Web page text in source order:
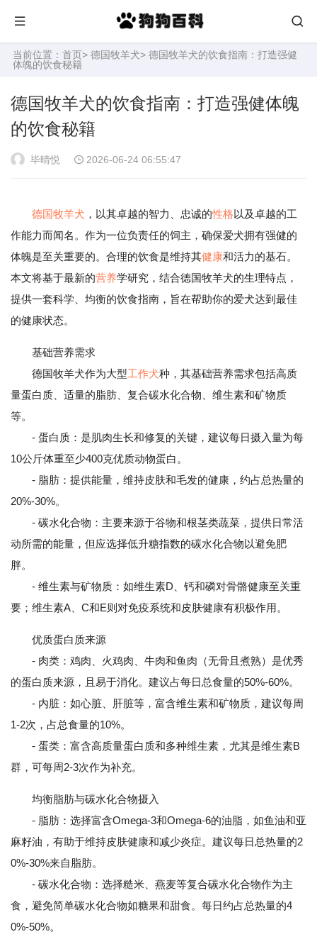
当前位置： 首页> 德国牧羊犬> 德国牧羊犬的饮食指南：打造强健
体魄的饮食秘籍
德国牧羊犬的饮食指南：打造强健体魄
的饮食秘籍
毕晴悦 2026-06-24 06:55:47
德国牧羊犬 ，以其卓越的智力、忠诚的性格以及卓越的工
作能力而闻名。作为一位负责任的饲主，确保爱犬拥有强健的
体魄是至关重要的。合理的饮食是维持其健康和活力的基石。
本文将基于最新的营养学研究，结合德国牧羊犬的生理特点，
提供一套科学、均衡的饮食指南，旨在帮助你的爱犬达到最佳
的健康状态。
基础营养需求
德国牧羊犬作为大型工作犬种，其基础营养需求包括高质
量蛋白质、适量的脂肪、复合碳水化合物、维生素和矿物质
等。
- 蛋白质：是肌肉生长和修复的关键，建议每日摄入量为每
10公斤体重至少400克优质动物蛋白。
- 脂肪：提供能量，维持皮肤和毛发的健康，约占总热量的
20%-30%。
- 碳水化合物：主要来源于谷物和根茎类蔬菜，提供日常活
动所需的能量，但应选择低升糖指数的碳水化合物以避免肥
胖。
- 维生素与矿物质：如维生素D、钙和磷对骨骼健康至关重
要；维生素A、C和E则对免疫系统和皮肤健康有积极作用。
优质蛋白质来源
- 肉类：鸡肉、火鸡肉、牛肉和鱼肉（无骨且煮熟）是优秀
的蛋白质来源，且易于消化。建议占每日总食量的50%-60%。
- 内脏：如心脏、肝脏等，富含维生素和矿物质，建议每周
1-2次，占总食量的10%。
- 蛋类：富含高质量蛋白质和多种维生素，尤其是维生素B
群，可每周2-3次作为补充。
均衡脂肪与碳水化合物摄入
- 脂肪：选择富含Omega-3和Omega-6的油脂，如鱼油和亚
麻籽油，有助于维持皮肤健康和减少炎症。建议每日总热量的2
0%-30%来自脂肪。
- 碳水化合物：选择糙米、燕麦等复合碳水化合物作为主
食，避免简单碳水化合物如糖果和甜食。每日约占总热量的4
0%-50%。